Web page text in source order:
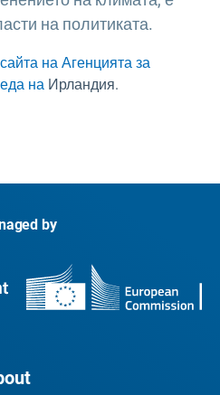
на политиката.
на Агенцията за
на Ирландия.
by